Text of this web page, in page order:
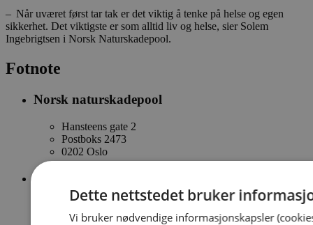
– Når uværet først tar tak er det viktig å tenke på helse og egen
sikkerhet. Det viktigste er som alltid liv og helse, sier Solem
Ingebrigtsen i Norsk Naturskadepool.
Fotnote
Norsk naturskadepool
Hansteens gate 2
Postboks 2473
0202 Oslo
Dette nettstedet bruker
Vi bruker nødvendige informasjonskapsler